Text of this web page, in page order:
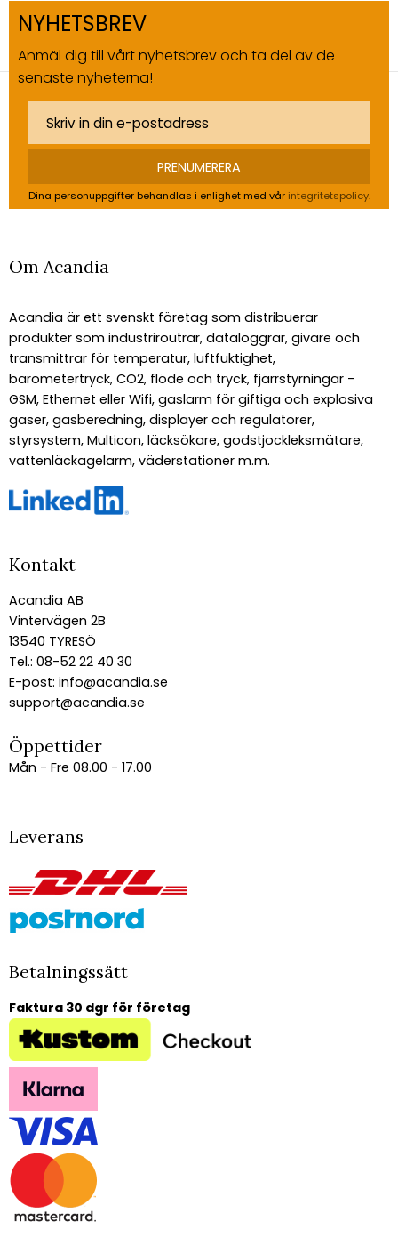
NYHETSBREV
Anmäl dig till vårt nyhetsbrev och ta del av de
senaste nyheterna!
PRENUMERERA
Dina personuppgifter behandlas i enlighet med vår integritetspolicy.
Om Acandia
Acandia är ett svenskt företag som distribuerar
produkter som industriroutrar, dataloggrar, givare och
transmittrar för temperatur, luftfuktighet,
barometertryck, CO2, flöde och tryck, fjärrstyrningar -
GSM, Ethernet eller Wifi, gaslarm för giftiga och explosiva
gaser, gasberedning, displayer och regulatorer,
styrsystem, Multicon, läcksökare, godstjockleksmätare,
vattenläckagelarm, väderstationer m.m.
Kontakt
Acandia AB
Vintervägen 2B
13540 TYRESÖ
Tel.: 08-52 22 40 30
E-post: info@acandia.se
support@acandia.se
Öppettider
Mån - Fre 08.00 - 17.00
Leverans
Betalningssätt
Faktura 30 dgr för företag